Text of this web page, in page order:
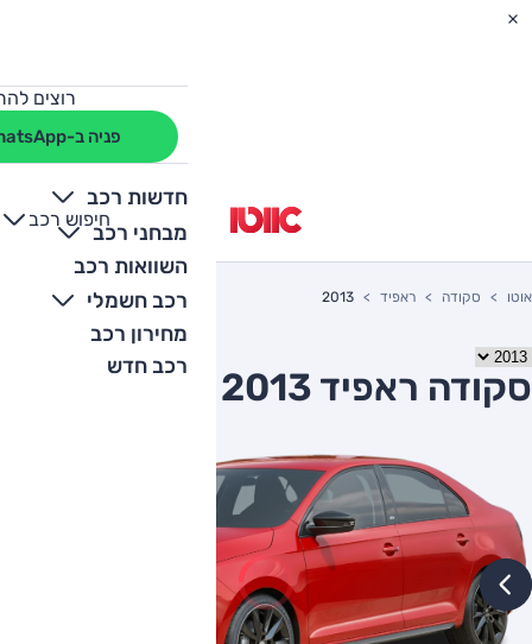
רוצים
פניה ב-WhatsApp
חדשות רכב
מבחני רכב
השוואות רכב
רכב חשמלי
מחירון רכב
רכב חדש
חיפוש רכב
+
-
אוטו סקודה ראפיד 2013
סקודה ראפיד 2013 יד שניה